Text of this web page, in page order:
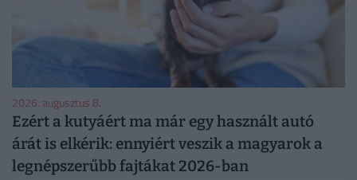
2026. augusztus 8.
Ezért a kutyáért ma már egy használt autó
árát is elkérik: ennyiért veszik a magyarok a
legnépszerűbb fajtákat 2026-ban